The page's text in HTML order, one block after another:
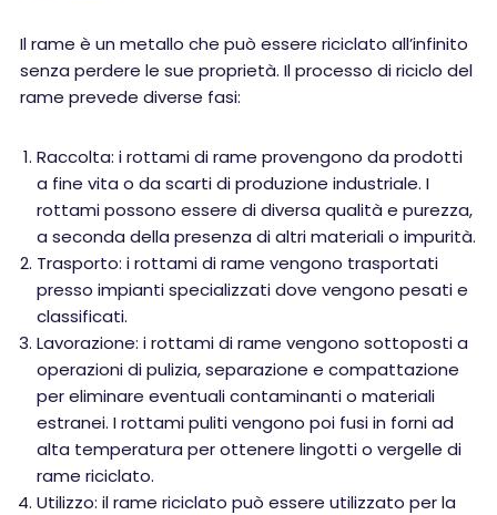
Il rame è un metallo che può essere riciclato all’infinito
senza perdere le sue proprietà. Il processo di riciclo del
rame prevede diverse fasi:
Raccolta: i rottami di rame provengono da prodotti
a fine vita o da scarti di produzione industriale. I
rottami possono essere di diversa qualità e purezza,
a seconda della presenza di altri materiali o impurità.
Trasporto: i rottami di rame vengono trasportati
presso impianti specializzati dove vengono pesati e
classificati.
Lavorazione: i rottami di rame vengono sottoposti a
operazioni di pulizia, separazione e compattazione
per eliminare eventuali contaminanti o materiali
estranei. I rottami puliti vengono poi fusi in forni ad
alta temperatura per ottenere lingotti o vergelle di
rame riciclato.
Utilizzo: il rame riciclato può essere utilizzato per la